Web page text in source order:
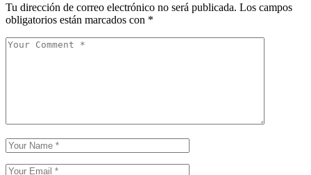
Tu dirección de correo electrónico no será publicada. Los campos
obligatorios están marcados con *